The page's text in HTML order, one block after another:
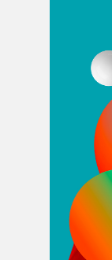
À
Liste
Liste